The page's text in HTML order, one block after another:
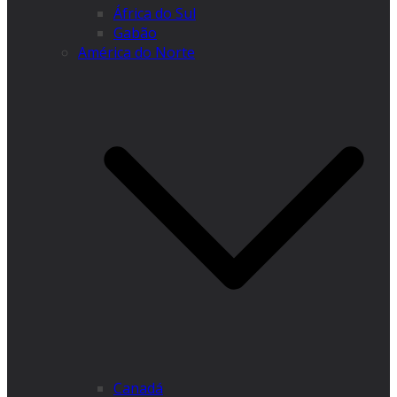
África do Sul
Gabão
América do Norte
Canadá